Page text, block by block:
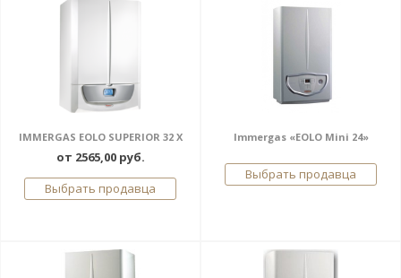
IMMERGAS EOLO SUPERIOR 32 X
от 2565,00 руб.
Выбрать продавца
Immergas «EOLO Mini 24»
Выбрать продавца